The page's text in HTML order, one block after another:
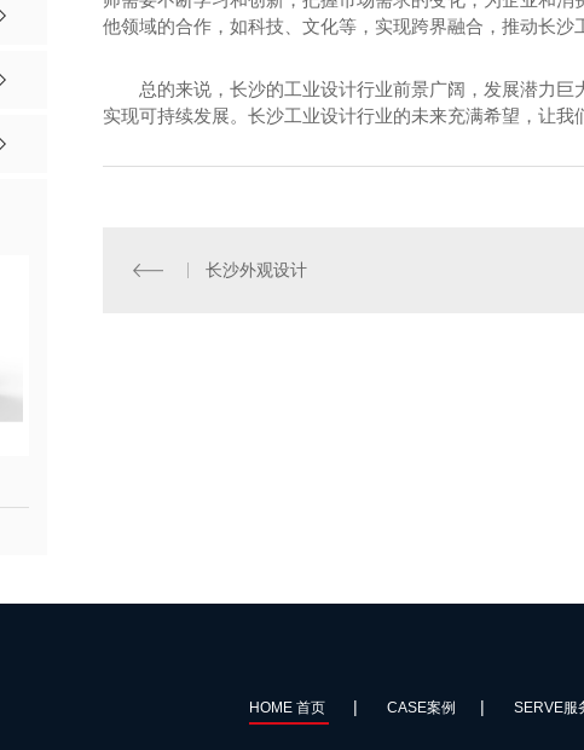
他领域的合作，如科技、文化等，实现跨界融合，推动长沙
总的来说，长沙的工业设计行业前景广阔，发展潜力
实现可持续发展。长沙工业设计行业的未来充满希望，让我
长沙外观设计
HOME 首页 | CASE案例 | SERVE服